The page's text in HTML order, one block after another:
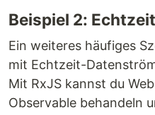
Beispiel 2:
Ein weiteres häufiges
mit Echtzeit-
Mit RxJS kannst du
Observable behandeln